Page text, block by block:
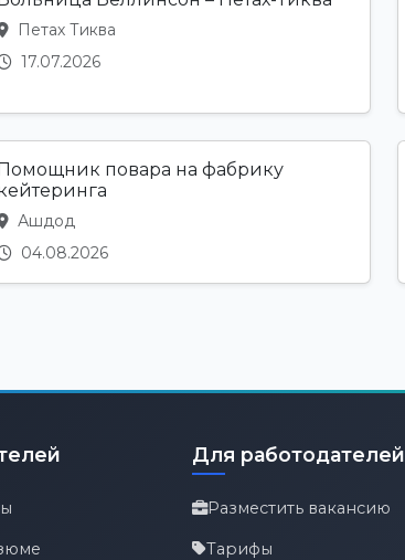
Петах Тиква
17.07.2026
повара на фабрику
Ашдод
04.08.2026
Для работодателей
Разместить вакансию
Тарифы